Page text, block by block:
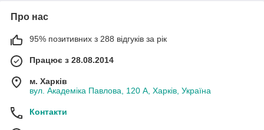
Про нас
95% позитивних з 288 відгуків за рік
Працює з 28.08.2014
м. Харків
вул. Академіка Павлова, 120 А, Харків, Україна
Контакти